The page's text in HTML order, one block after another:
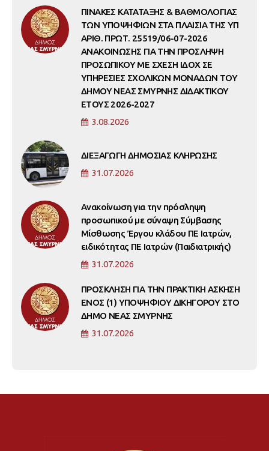
ΠΙΝΑΚΕΣ ΚΑΤΑΤΑΞΗΣ & ΒΑΘΜΟΛΟΓΙΑΣ
ΤΩΝ ΥΠΟΨΗΦΙΩΝ ΣΤΑ ΠΛΑΙΣΙΑ ΤΗΣ ΥΠ
ΑΡΙΘ. ΠΡΩΤ. 25519/06-07-2026
ΑΝΑΚΟΙΝΩΣΗΣ ΓΙΑ ΤΗΝ ΠΡΟΣΛΗΨΗ
ΠΡΟΣΩΠΙΚΟΥ ΜΕ ΣΧΕΣΗ ΙΔΟΧ ΣΕ
ΥΠΗΡΕΣΙΕΣ ΣΧΟΛΙΚΩΝ ΜΟΝΑΔΩΝ ΤΟΥ
ΔΗΜΟΥ ΝΕΑΣ ΣΜΥΡΝΗΣ ΔΙΔΑΚΤΙΚΟΥ
ΕΤΟΥΣ 2026-2027
3.08.2026
ΔΙΕΞΑΓΩΓΗ ΔΗΜΟΣΙΑΣ ΚΛΗΡΩΣΗΣ
31.07.2026
Ανακοίνωση για την πρόσληψη
προσωπικού με σύναψη Σύμβασης
Μίσθωσης Έργου κλάδου ΠΕ Ιατρών,
ειδικότητας ΠΕ Ιατρών (Παιδιατρικής)
31.07.2026
ΠΡΟΣΚΛΗΣΗ ΓΙΑ ΤΗΝ ΠΡΑΚΤΙΚΗ ΑΣΚΗΣΗ
ΕΝΟΣ (1) ΥΠΟΨΗΦΙΟΥ ΔΙΚΗΓΟΡΟΥ ΣΤΟ
ΔΗΜΟ ΝΕΑΣ ΣΜΥΡΝΗΣ
31.07.2026